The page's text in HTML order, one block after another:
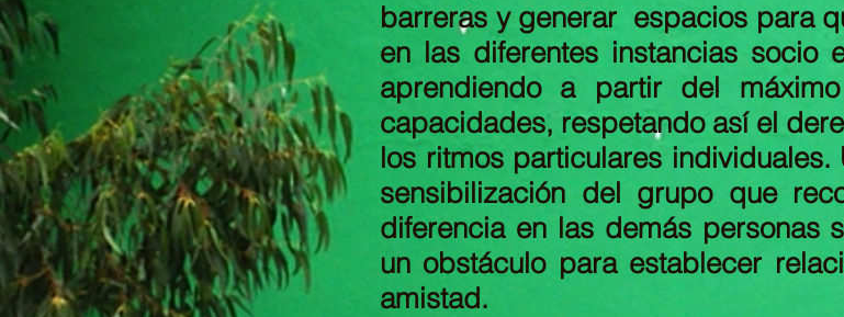
barreras y generar espacios para
en las diferentes instancias socio
aprendiendo a partir del
capacidades, respetando así el
los ritmos particulares
sensibilización del grupo que
diferencia en las demás personas
un obstáculo para establecer
amistad.